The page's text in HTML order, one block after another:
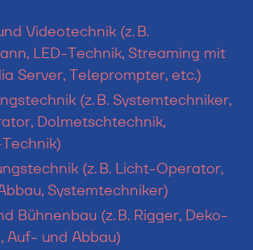
Videotechnik (z. B.
LED-Technik, Streaming mit
Server, Teleprompter, etc.)
(z. B. Systemtechniker,
Dolmetschtechnik,
(z. B. Licht-Operator,
Systemtechniker)
Bühnenbau (z. B. Rigger, Deko-
Auf- und Abbau)